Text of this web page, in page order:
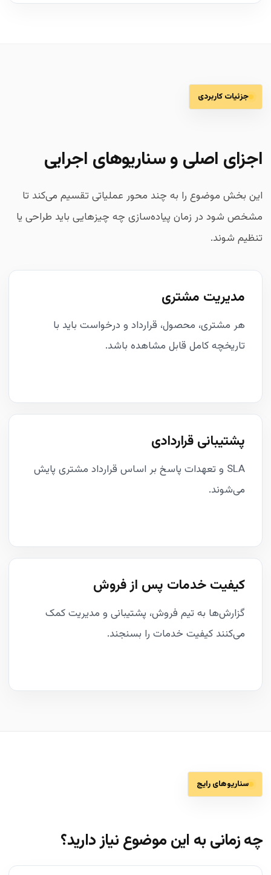
جزئیات کاربردی
اجزای اصلی و سناریوهای اجرایی
این بخش موضوع را به چند محور عملیاتی تقسیم می‌کند تا
مشخص شود در زمان پیاده‌سازی چه چیزهایی باید طراحی یا
تنظیم شوند.
مدیریت مشتری
هر مشتری، محصول، قرارداد و درخواست باید با
تاریخچه کامل قابل مشاهده باشد.
پشتیبانی قراردادی
SLA و تعهدات پاسخ بر اساس قرارداد مشتری پایش
می‌شوند.
کیفیت خدمات پس از فروش
گزارش‌ها به تیم فروش، پشتیبانی و مدیریت کمک
می‌کنند کیفیت خدمات را بسنجند.
سناریوهای رایج
چه زمانی به این موضوع نیاز دارید؟